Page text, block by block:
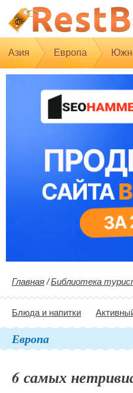
Азия Европа
Главная /Библиотека
Блюда и напитки
Европа
6 самых